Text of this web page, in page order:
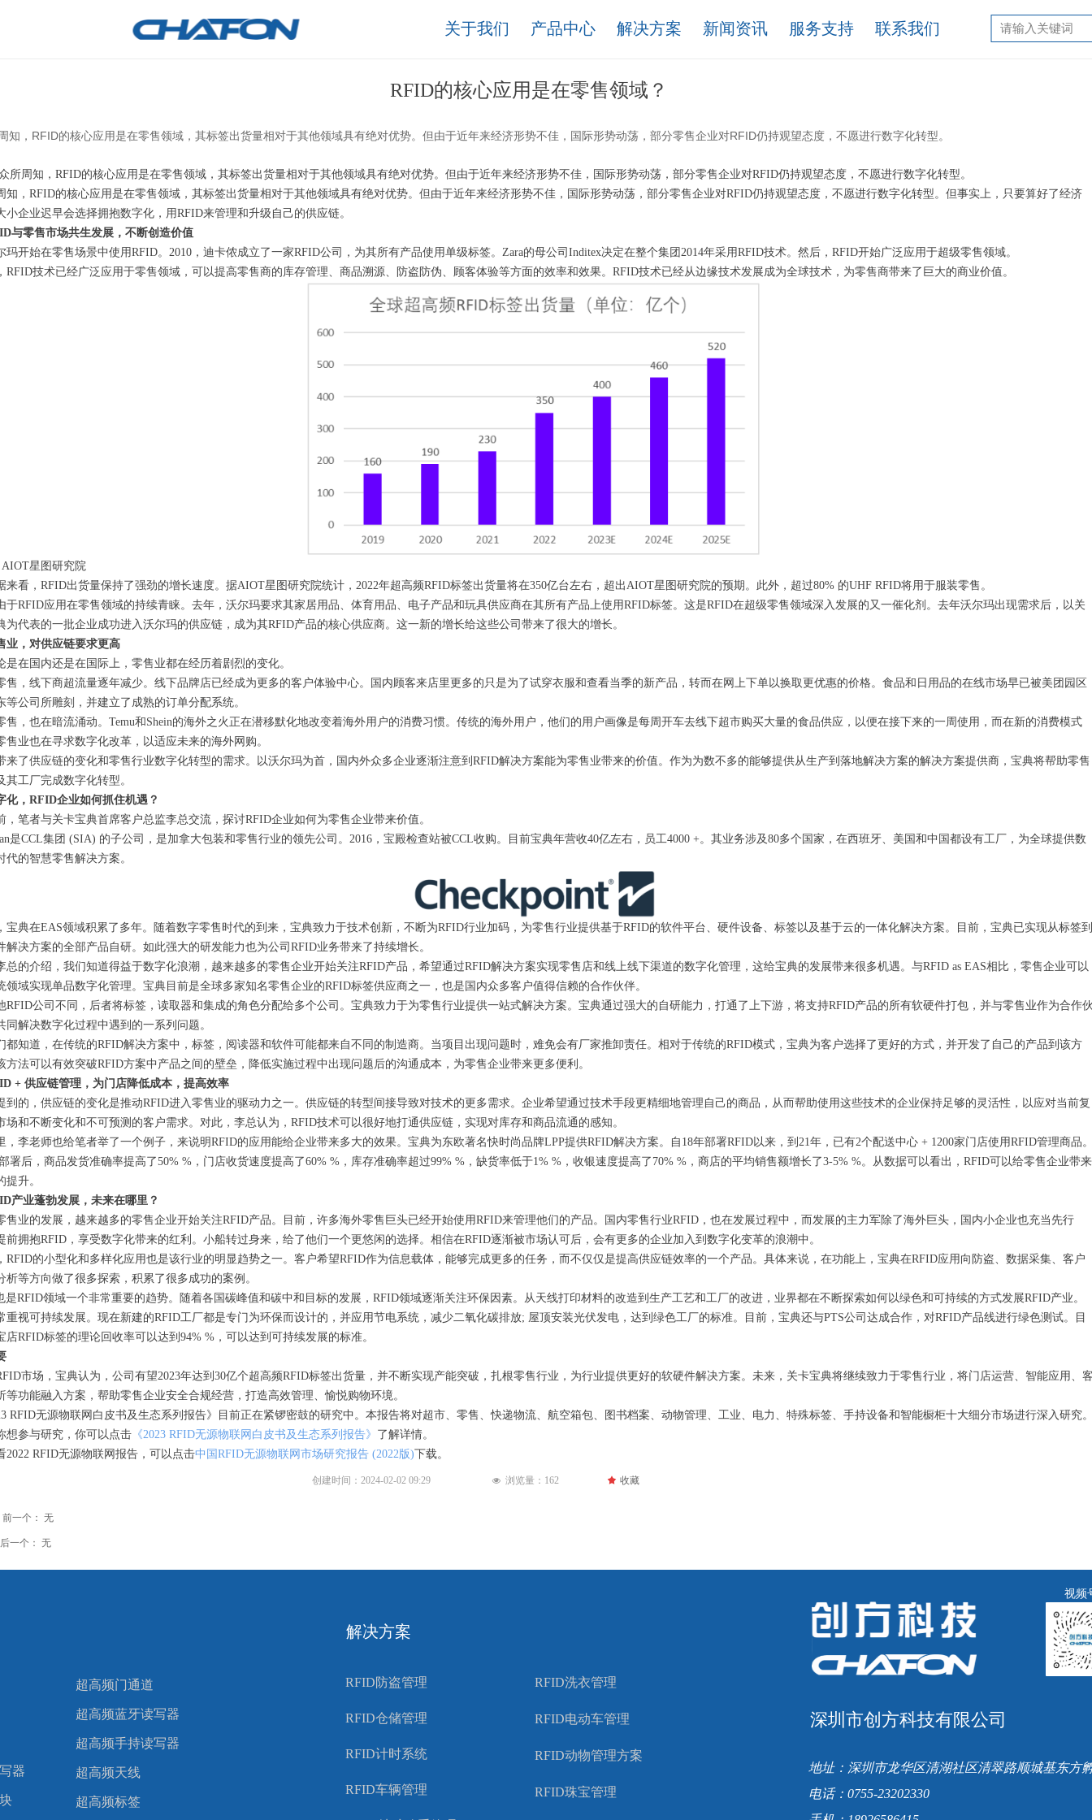
关于我们 产品中心 解决方案 新闻资讯 服务支持 联系我们
RFID的核心应用是在零售领域？
所周知，RFID的核心应用是在零售领域，其标签出货量相对于其他领域具有绝对优势。但由于近年来经济形势不佳，国际形势动荡，部分零售企业对RFID仍持观望态度，不愿进行数字化转型。
知，RFID的核心应用是在零售领域，其标签出货量相对于其他领域具有绝对优势。但由于近年来经济形势不佳，国际形势动荡，部分零售企业对RFID仍持观望态度，不愿进行数字化转型。但事实上，只要算好了经济
小企业迟早会选择拥抱数字化，用RFID来管理和升级自己的供应链。
与零售市场共生发展，不断创造价值
玛开始在零售场景中使用RFID。2010，迪卡侬成立了一家RFID公司，为其所有产品使用单级标签。Zara的母公司Inditex决定在整个集团2014年采用RFID技术。然后，RFID开始广泛应用于超级零售领域。
RFID技术已经广泛应用于零售领域，可以提高零售商的库存管理、商品溯源、防盗防伪、顾客体验等方面的效率和效果。RFID技术已经从边缘技术发展成为全球技术，为零售商带来了巨大的商业价值。
星图研究院
来看，RFID出货量保持了强劲的增长速度。据AIOT星图研究院统计，2022年超高频RFID标签出货量将在350亿台左右，超出AIOT星图研究院的预期。此外，超过80% 的UHF RFID将用于服装零售。
于RFID应用在零售领域的持续青睐。去年，沃尔玛要求其家居用品、体育用品、电子产品和玩具供应商在其所有产品上使用RFID标签。这是RFID在超级零售领域深入发展的又一催化剂。去年沃尔玛出现需求后，以关
为代表的一批企业成功进入沃尔玛的供应链，成为其RFID产品的核心供应商。这一新的增长给这些公司带来了很大的增长。
业，对供应链要求更高
是在国内还是在国际上，零售业都在经历着剧烈的变化。
售，线下商超流量逐年减少。线下品牌店已经成为更多的客户体验中心。国内顾客来店里更多的只是为了试穿衣服和查看当季的新产品，转而在网上下单以换取更优惠的价格。食品和日用品的在线市场早已被美团园区
等公司所雕刻，并建立了成熟的订单分配系统。
售，也在暗流涌动。Temu和Shein的海外之火正在潜移默化地改变着海外用户的消费习惯。传统的海外用户，他们的用户画像是每周开车去线下超市购买大量的食品供应，以便在接下来的一周使用，而在新的消费模式
售业也在寻求数字化改革，以适应未来的海外网购。
来了供应链的变化和零售行业数字化转型的需求。以沃尔玛为首，国内外众多企业逐渐注意到RFID解决方案能为零售业带来的价值。作为为数不多的能够提供从生产到落地解决方案的解决方案提供商，宝典将帮助零售
其工厂完成数字化转型。
化，RFID企业如何抓住机遇？
，笔者与关卡宝典首席客户总监李总交流，探讨RFID企业如何为零售企业带来价值。
是CCL集团 (SIA) 的子公司，是加拿大包装和零售行业的领先公司。2016，宝殿检查站被CCL收购。目前宝典年营收40亿左右，员工4000 +。其业务涉及80多个国家，在西班牙、美国和中国都设有工厂，为全球提供数
代的智慧零售解决方案。
宝典在EAS领域积累了多年。随着数字零售时代的到来，宝典致力于技术创新，不断为RFID行业加码，为零售行业提供基于RFID的软件平台、硬件设备、标签以及基于云的一体化解决方案。目前，宝典已实现从标签到
解决方案的全部产品自研。如此强大的研发能力也为公司RFID业务带来了持续增长。
总的介绍，我们知道得益于数字化浪潮，越来越多的零售企业开始关注RFID产品，希望通过RFID解决方案实现零售店和线上线下渠道的数字化管理，这给宝典的发展带来很多机遇。与RFID as EAS相比，零售企业可以
领域实现单品数字化管理。宝典目前是全球多家知名零售企业的RFID标签供应商之一，也是国内众多客户值得信赖的合作伙伴。
RFID公司不同，后者将标签，读取器和集成的角色分配给多个公司。宝典致力于为零售行业提供一站式解决方案。宝典通过强大的自研能力，打通了上下游，将支持RFID产品的所有软硬件打包，并与零售业作为合作
同解决数字化过程中遇到的一系列问题。
都知道，在传统的RFID解决方案中，标签，阅读器和软件可能都来自不同的制造商。当项目出现问题时，难免会有厂家推卸责任。相对于传统的RFID模式，宝典为客户选择了更好的方式，并开发了自己的产品到该方
方法可以有效突破RFID方案中产品之间的壁垒，降低实施过程中出现问题后的沟通成本，为零售企业带来更多便利。
+ 供应链管理，为门店降低成本，提高效率
到的，供应链的变化是推动RFID进入零售业的驱动力之一。供应链的转型间接导致对技术的更多需求。企业希望通过技术手段更精细地管理自己的商品，从而帮助使用这些技术的企业保持足够的灵活性，以应对当前复
场和不断变化和不可预测的客户需求。对此，李总认为，RFID技术可以很好地打通供应链，实现对库存和商品流通的感知。
，李老师也给笔者举了一个例子，来说明RFID的应用能给企业带来多大的效果。宝典为东欧著名快时尚品牌LPP提供RFID解决方案。自18年部署RFID以来，到21年，已有2个配送中心 + 1200家门店使用RFID管理商品
署后，商品发货准确率提高了50% %，门店收货速度提高了60% %，库存准确率超过99% %，缺货率低于1% %，收银速度提高了70% %，商店的平均销售额增长了3-5% %。从数据可以看出，RFID可以给零售企业带来
提升。
产业蓬勃发展，未来在哪里？
售业的发展，越来越多的零售企业开始关注RFID产品。目前，许多海外零售巨头已经开始使用RFID来管理他们的产品。国内零售行业RFID，也在发展过程中，而发展的主力军除了海外巨头，国内小企业也充当先行
前拥抱RFID，享受数字化带来的红利。小船转过身来，给了他们一个更悠闲的选择。相信在RFID逐渐被市场认可后，会有更多的企业加入到数字化变革的浪潮中。
RFID的小型化和多样化应用也是该行业的明显趋势之一。客户希望RFID作为信息载体，能够完成更多的任务，而不仅仅是提高供应链效率的一个产品。具体来说，在功能上，宝典在RFID应用向防盗、数据采集、客户
析等方向做了很多探索，积累了很多成功的案例。
是RFID领域一个非常重要的趋势。随着各国碳峰值和碳中和目标的发展，RFID领域逐渐关注环保因素。从天线打印材料的改造到生产工艺和工厂的改进，业界都在不断探索如何以绿色和可持续的方式发展RFID产业。
重视可持续发展。现在新建的RFID工厂都是专门为环保而设计的，并应用节电系统，减少二氧化碳排放; 屋顶安装光伏发电，达到绿色工厂的标准。目前，宝典还与PTS公司达成合作，对RFID产品线进行绿色测试。目
店RFID标签的理论回收率可以达到94% %，可以达到可持续发展的标准。
市场，宝典认为，公司有望2023年达到30亿个超高频RFID标签出货量，并不断实现产能突破，扎根零售行业，为行业提供更好的软硬件解决方案。未来，关卡宝典将继续致力于零售行业，将门店运营、智能应用、
等功能融入方案，帮助零售企业安全合规经营，打造高效管理、愉悦购物环境。
RFID无源物联网白皮书及生态系列报告》目前正在紧锣密鼓的研究中。本报告将对超市、零售、快递物流、航空箱包、图书档案、动物管理、工业、电力、特殊标签、手持设备和智能橱柜十大细分市场进行深入研究
想参与研究，你可以点击 《2023 RFID无源物联网白皮书及生态系列报告》 了解详情。
2022 RFID无源物联网报告，可以点击中国RFID无源物联网市场研究报告 (2022版)下载。
知，RFID的核心应用是在零售领域，其标签出货量相对于其他领域具有绝对优势。但由于近年来经济形势不佳，国际形势动荡，部分零售企业对RFID仍持观望态度，不愿进行数字化转型。
前一个： 无
后一个： 无
创建时间： 2024-02-02 09:29 넶 浏览量： 162 끄 收藏
地址：深圳市龙华区清湖社区清翠路顺城基东方
电话：0755-23202330
解决方案
器
超高频门通道
超高频蓝牙读写器
超高频手持读写器
超高频天线
超高频标签
深圳市创方科技有限公司
RFID洗衣管理
RFID电动车管理
RFID动物管理方案
RFID珠宝管理
视频
RFID防盗管理
RFID仓储管理
RFID计时系统
RFID车辆管理